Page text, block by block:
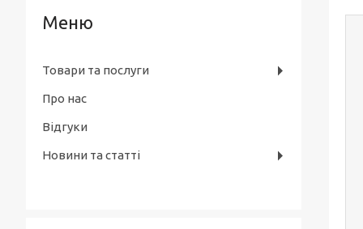
Товари та послуги
Про нас
Відгуки
Новини та статті